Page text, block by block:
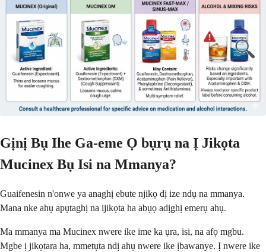
Gịnị Bụ Ihe Ga-eme Ọ bụrụ na Ị Jikọta
Mucinex Bụ Isi na Mmanya?
Guaifenesin n'onwe ya anaghị ebute njikọ dị ize ndụ na mmanya.
Mana nke ahụ apụtaghị na ijikọta ha abụọ adịghị emerụ ahụ.
Ma mmanya ma Mucinex nwere ike ime ka ụra, isi, na afọ mgbu.
Mgbe ị jikọtara ha, mmetụta ndị ahụ nwere ike ịbawanye. Ị nwere ike